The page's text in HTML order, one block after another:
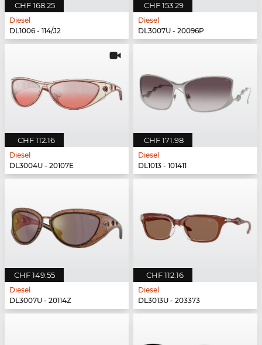
CHF 168.25
Diesel
DL1006 - 114/J2
CHF 153.29
Diesel
DL3007U - 20096P
CHF 112.16
Diesel
DL3004U - 20107E
CHF 171.98
Diesel
DL1013 - 101411
CHF 149.55
Diesel
DL3007U - 20114Z
CHF 112.16
Diesel
DL3013U - 203373